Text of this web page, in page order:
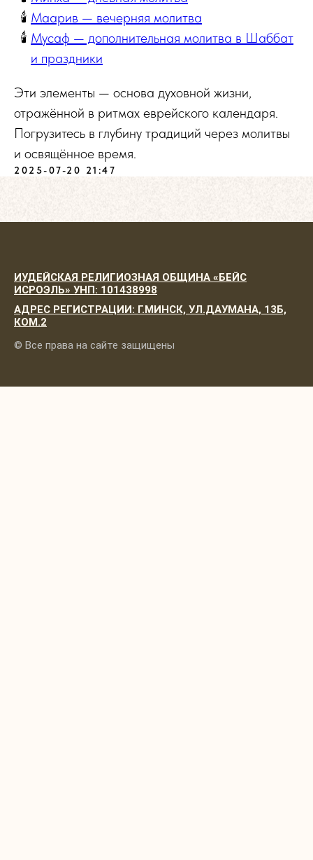
Маарив — вечерняя молитва
Мусаф — дополнительная молитва в Шаббат
и праздники
Эти элементы — основа духовной жизни,
отражённой в ритмах еврейского календаря.
Погрузитесь в глубину традиций через молитвы
и освящённое время.
2025-07-20 21:47
ИУДЕЙСКАЯ РЕЛИГИОЗНАЯ ОБЩИНА «БЕЙС
ИСРОЭЛЬ» УНП: 101438998
АДРЕС РЕГИСТРАЦИИ: Г.МИНСК, УЛ.ДАУМАНА, 13Б,
КОМ.2
© Все права на сайте защищены